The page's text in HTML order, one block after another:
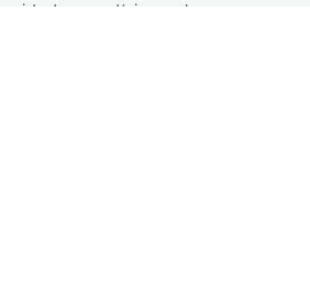
e notícias, subscreva a